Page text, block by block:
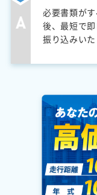
必要書類が
後、最短で
振り込みいた